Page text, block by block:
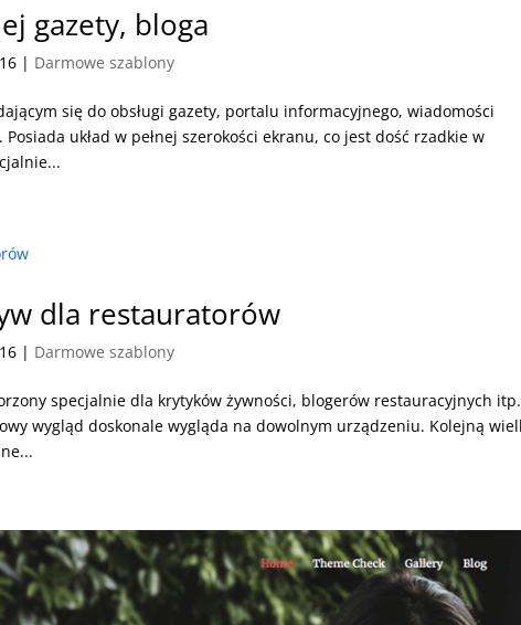
gazety, bloga
| Darmowe szablony
się do obsługi gazety, portalu informacyjnego, wiadomości
układ w pełnej szerokości ekranu, co jest dość rzadkie w
dla restauratorów
| Darmowe szablony
specjalnie dla krytyków żywności, blogerów restauracyjnych itp.
wygląd doskonale wygląda na dowolnym urządzeniu. Kolejną